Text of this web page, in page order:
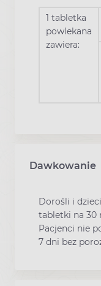
1 tabletka
powlekana
zawiera:
Dawkowanie
Dorośli i
tabletki na 30
Pacjenci nie
7 dni bez